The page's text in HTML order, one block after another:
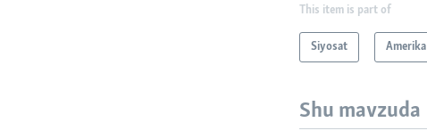
This item is part of
Siyosat Amerika
Shu mavzuda